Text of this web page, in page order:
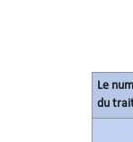
Le
du